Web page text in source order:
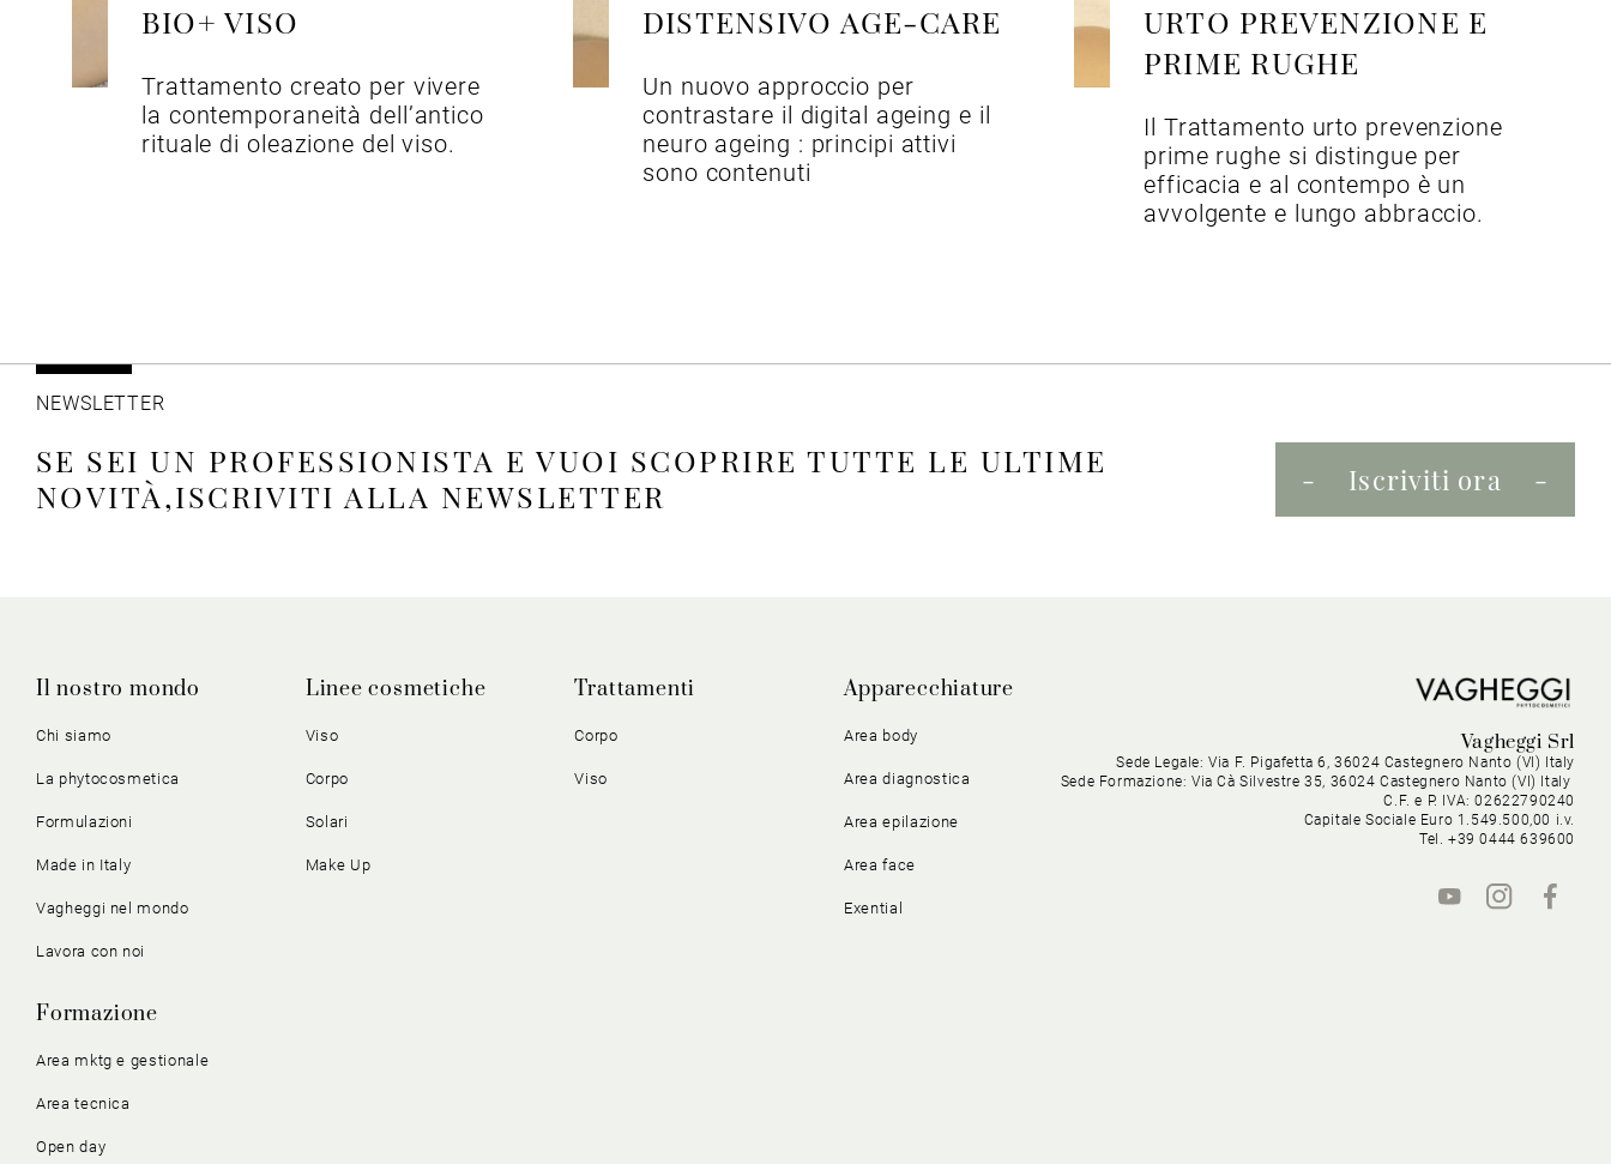
BIO+ VISO
Trattamento creato per vivere
la contemporaneità dell’antico
rituale di oleazione del viso.
DISTENSIVO AGE-CARE
Un nuovo approccio per
contrastare il digital ageing e il
neuro ageing : principi attivi
sono contenuti
URTO PREVENZIONE E
PRIME RUGHE
Il Trattamento urto prevenzione
prime rughe si distingue per
efficacia e al contempo è un
avvolgente e lungo abbraccio.
NEWSLETTER
SE SEI UN PROFESSIONISTA E VUOI SCOPRIRE TUTTE LE ULTIME
NOVITÀ,ISCRIVITI ALLA NEWSLETTER
Iscriviti ora
Il nostro mondo
Chi siamo
La phytocosmetica
Formulazioni
Made in Italy
Vagheggi nel mondo
Lavora con noi
Linee cosmetiche
Viso
Corpo
Solari
Make Up
Trattamenti
Corpo
Viso
Apparecchiature
Area body
Area diagnostica
Area epilazione
Area face
Exential
Formazione
Area mktg e gestionale
Area tecnica
Open day
Vagheggi Srl
Sede Legale: Via F. Pigafetta 6, 36024 Castegnero Nanto (VI) Italy
Sede Formazione: Via Cà Silvestre 35, 36024 Castegnero Nanto (VI) Italy
C.F. e P. IVA: 02622790240
Capitale Sociale Euro 1.549.500,00 i.v.
Tel. +39 0444 639600